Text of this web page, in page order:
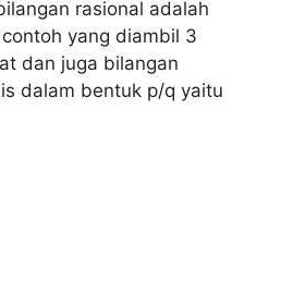
rasional adalah
yang diambil 3
dan juga bilangan
dalam bentuk p/q yaitu